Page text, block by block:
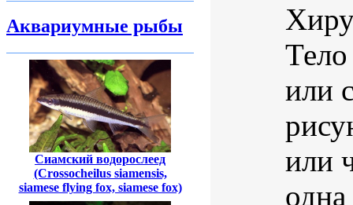
Аквариумные рыбы
Сиамский водорослеед
(Crossocheilus siamensis,
siamese flying fox, siamese fox)
Тело
или
или
одна